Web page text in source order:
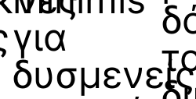
για
δυσμενείς